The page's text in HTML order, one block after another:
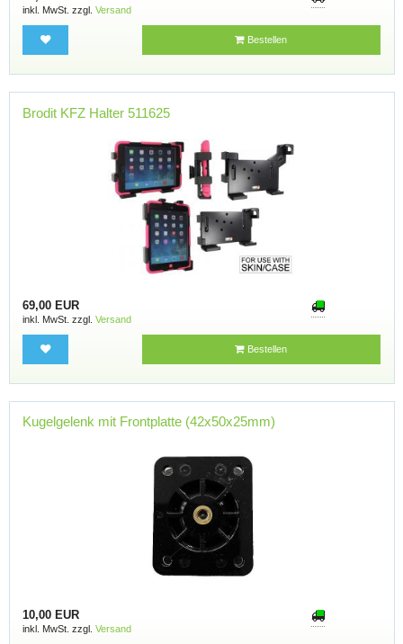
inkl. MwSt. zzgl. Versand
Bestellen
Brodit KFZ Halter 511625
69,00 EUR
inkl. MwSt. zzgl. Versand
Bestellen
Kugelgelenk mit Frontplatte (42x50x25mm)
10,00 EUR
inkl. MwSt. zzgl. Versand